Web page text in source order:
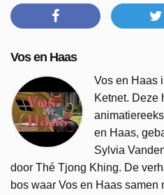
Vos en Haas
Vos en Haas
Ketnet. Deze
en Haas,
Sylvia
door Thé Tjong Khing. De
bos waar Vos en Haas samen